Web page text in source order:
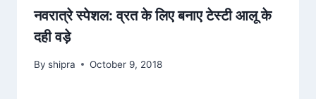
नवरात्रे स्पेशल: व्रत के लिए बनाए टेस्टी आलू के
दही वड़े
By shipra October 9, 2018